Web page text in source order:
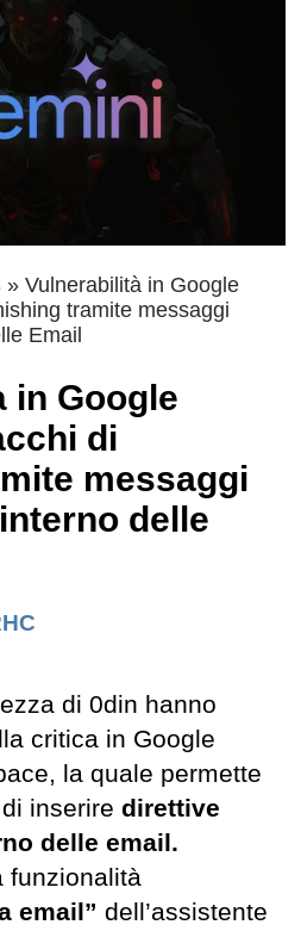
» Vulnerabilità in Google
tramite messaggi
Email
in Google
di
messaggi
delle
di 0din hanno
critica in Google
la quale permette
inserire direttive
delle email.
funzionalità
email” dell’assistente